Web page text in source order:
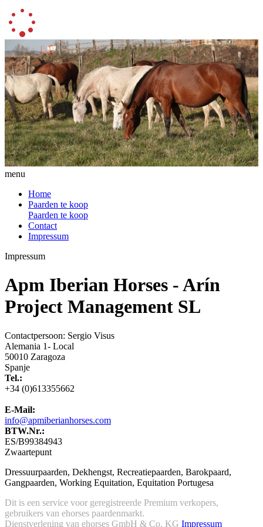
menu
Home
Paarden te koop
Paarden te koop
Contact
Impressum
Impressum
Apm Iberian Horses - Arín
Project Management SL
Contactpersoon: Sergio Visus
Alemania 1- Local
50010 Zaragoza
Spanje
Tel.:
+34 (0)613355662
E-Mail:
info@apmiberianhorses.com
BTW.Nr.:
ES/B99384943
Zwaartepunt
Dressuurpaarden, Dekhengst, Recreatiepaarden, Barokpaard,
Gangpaarden, Working Equitation, Equitation Portugesa
Dit is een service voor geregistreerde Premium verkopers,
gebruikers van ehorses paardenmarkt.
Dienstverlening van ehorses GmbH & Co. KG Impressum